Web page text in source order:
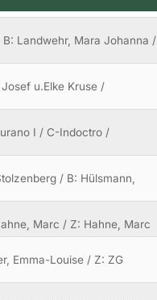
Landwehr, Mara Johanna /
u.Elke Kruse /
I / C-Indoctro /
/ B: Hülsmann,
Marc / Z: Hahne, Marc
Emma-Louise / Z: ZG